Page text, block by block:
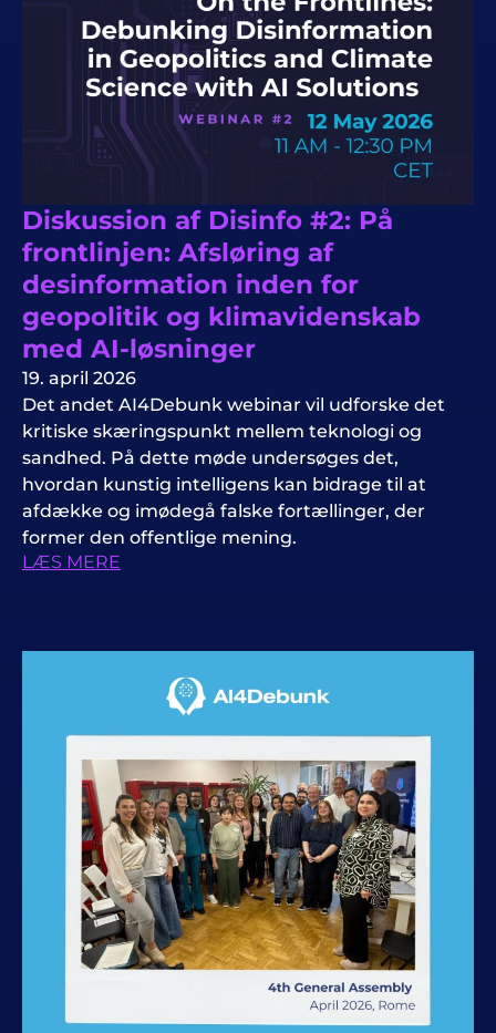
Diskussion af Disinfo #2: På
frontlinjen: Afsløring af
desinformation inden for
geopolitik og klimavidenskab
med AI-løsninger
19. april 2026
Det andet AI4Debunk webinar vil udforske det
kritiske skæringspunkt mellem teknologi og
sandhed. På dette møde undersøges det,
hvordan kunstig intelligens kan bidrage til at
afdække og imødegå falske fortællinger, der
former den offentlige mening.
LÆS MERE